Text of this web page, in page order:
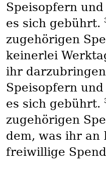
Speisopfern
es sich gebührt.
zugehörigen
keinerlei
ihr
Speisopfern
es sich gebührt.
zugehörigen
dem, was ihr an
freiwillige